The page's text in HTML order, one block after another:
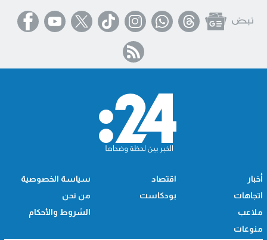
أخبار
اتجاهات
ملاعب
منوعات
اقتصاد
بودكاست
سياسة الخصوصية
من نحن
الشروط والأحكام